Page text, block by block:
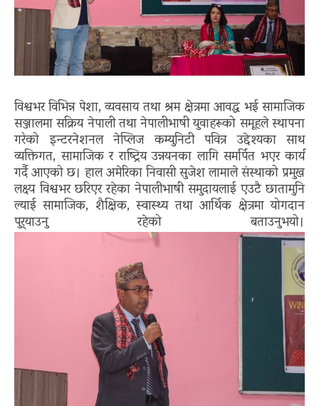
विश्वभर विभिन्न पेशा, व्यवसाय तथा श्रम क्षेत्रमा आवद्ध भई सामाजिक
सञ्जालमा सक्रिय नेपाली तथा नेपालीभाषी युवाहरूको समूहले स्थापना
गरेको इन्टरनेशनल नेप्लिज कम्युनिटी पवित्र उद्देश्यका साथ
व्यक्तिगत, सामाजिक र राष्ट्रिय उन्नयनका लागि समर्पित भएर कार्य
गर्दै आएको छ। हाल अमेरिका निवासी सुजेश लामाले संस्थाको प्रमुख
लक्ष्य विश्वभर छरिएर रहेका नेपालीभाषी समुदायलाई एउटै छातामुनि
ल्याई सामाजिक, शैक्षिक, स्वास्थ्य तथा आर्थिक क्षेत्रमा योगदान
पुर्‍याउनु रहेको बताउनुभयो।